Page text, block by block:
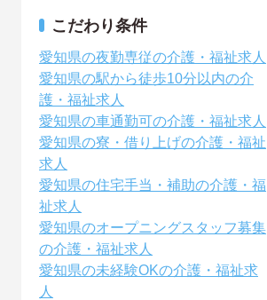
こだわり条件
愛知県の夜勤専従の介護・福祉求人
愛知県の駅から徒歩10分以内の介
護・福祉求人
愛知県の車通勤可の介護・福祉求人
愛知県の寮・借り上げの介護・福祉
求人
愛知県の住宅手当・補助の介護・福
祉求人
愛知県のオープニングスタッフ募集
の介護・福祉求人
愛知県の未経験OKの介護・福祉求
人